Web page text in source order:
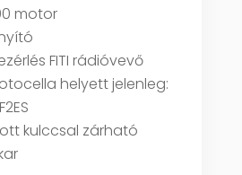
motor
FITI rádióvevő
helyett jelenleg:
kulccsal zárható